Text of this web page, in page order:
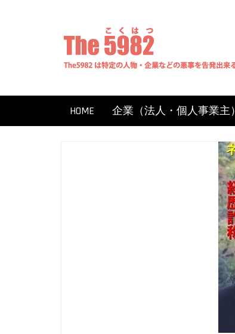
HOME 企業（法人・個人事業主）